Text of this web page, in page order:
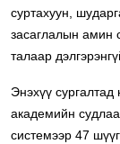
суртахуун,
засаглалын амин
талаар
Энэхүү
академийн
системээр 47